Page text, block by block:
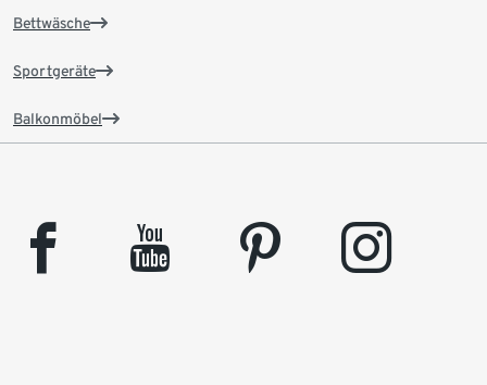
Bettwäsche
Sportgeräte
Balkonmöbel
facebook youtube pinterest instagram